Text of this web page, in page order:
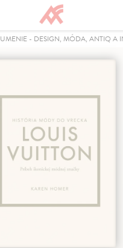
UMENIE- DESIGN, MÓDA, ANTIQ A